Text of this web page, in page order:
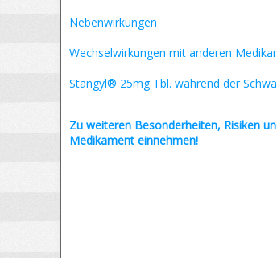
Nebenwirkungen
Wechselwirkungen mit anderen
Stangyl® 25mg Tbl. während der
Zu weiteren Besonderheiten, Risiken
Medikament einnehmen!